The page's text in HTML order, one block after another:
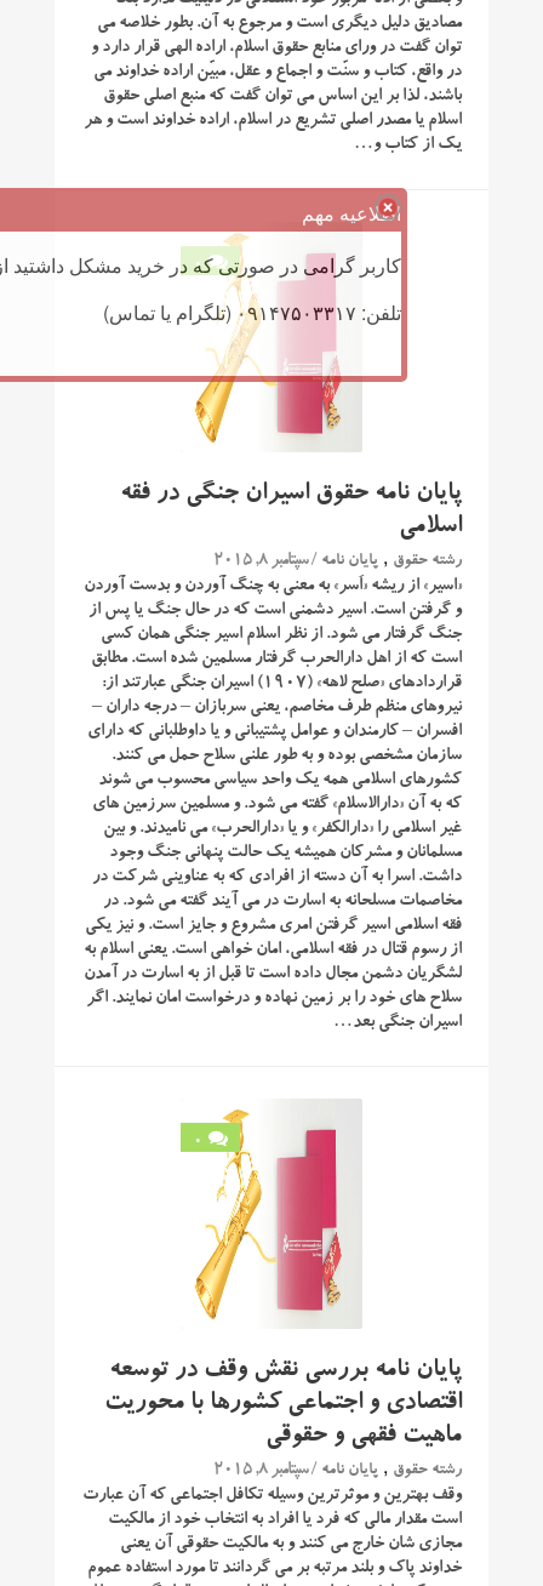
مصادیق دلیل دیگری است و مرجوع به آن. بطور خلاصه می
توان گفت در وراى منابع حقوق اسلام، اراده الهى قرار دارد و
در واقع، کتاب و سنّت و اجماع و عقل، مبیّن اراده خداوند مى
باشند، لذا بر این اساس مى توان گفت که منبع اصلى حقوق
اسلام یا مصدر اصلى تشریع در اسلام، اراده خداوند است و هر
یک از کتاب و…
0
پایان نامه حقوق اسیران جنگی در فقه
اسلامی
رشته حقوق , پایان نامه / سپتامبر 8, 2015
«اسیر» از ریشه «اَسر» به معنی به چنگ آوردن و بدست آوردن
و گرفتن است. اسیر دشمنی است که در حال جنگ یا پس از
جنگ گرفتار می شود. از نظر اسلام اسیر جنگی همان کسی
است که از اهل دارالحرب گرفتار مسلمین شده است. مطابق
قراردادهای «صلح لاهه» (۱۹۰۷) اسیران جنگی عبارتند از:
نیروهای منظم طرف مخاصم، یعنی سربازان – درجه داران –
افسران – کارمندان و عوامل پشتیبانی و یا داوطلبانی که دارای
سازمان مشخصی بوده و به طور علنی سلاح حمل می کنند.
کشورهای اسلامی همه یک واحد سیاسی محسوب می شوند
که به آن «دارالاسلام» گفته می شود. و مسلمین سرزمین های
غیر اسلامی را «دارالکفر» و یا «دارالحرب» می نامیدند. و بین
مسلمانان و مشرکان همیشه یک حالت پنهانی جنگ وجود
داشت. اسرا به آن دسته از افرادی که به عناوینی شرکت در
مخاصمات مسلحانه به اسارت در می آیند گفته می شود. در
فقه اسلامی اسیر گرفتن امری مشروع و جایز است. و نیز یکی
از رسوم قتال در فقه اسلامی، امان خواهی است. یعنی اسلام به
لشگریان دشمن مجال داده است تا قبل از به اسارت در آمدن
سلاح های خود را بر زمین نهاده و درخواست امان نمایند. اگر
اسیران جنگی بعد…
0
پایان نامه بررسی نقش وقف در توسعه
اقتصادی و اجتماعی کشورها با محوریت
ماهیت فقهی و حقوقی
رشته حقوق , پایان نامه / سپتامبر 8, 2015
وقف بهترین و موثرترین وسیله تکافل اجتماعی که آن عبارت
است مقدار مالی که فرد یا افراد به انتخاب خود از مالکیت
مجازی شان خارج می کنند و به مالکیت حقوقی آن یعنی
خداوند پاک و بلند مرتبه بر می گردانند تا مورد استفاده عموم
اطلاعیه مهم
کاربر گرامی در صورتی که در خرید مشکل داشتید
تلفن: ۰۹۱۴۷۵۰۳۳۱۷ (تلگرام یا تماس)